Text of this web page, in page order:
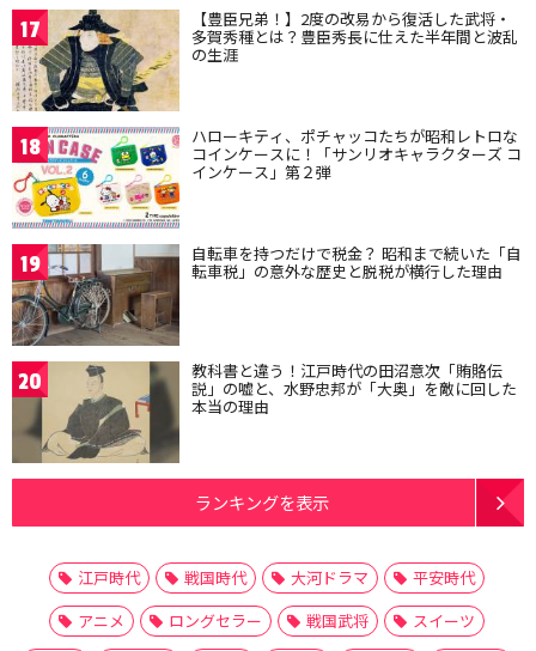
17 【豊臣兄弟！】2度の改易から復活した武将・
多賀秀種とは？豊臣秀長に仕えた半年間と波乱
の生涯
18 ハローキティ、ポチャッコたちが昭和レトロな
コインケースに！「サンリオキャラクターズ コ
インケース」第２弾
19 自転車を持つだけで税金？ 昭和まで続いた「自
転車税」の意外な歴史と脱税が横行した理由
20 教科書と違う！江戸時代の田沼意次「賄賂伝
説」の嘘と、水野忠邦が「大奥」を敵に回した
本当の理由
ランキングを表示
江戸時代 戦国時代 大河ドラマ
平安時代
アニメ
ロングセラー 戦国武将
スイーツ